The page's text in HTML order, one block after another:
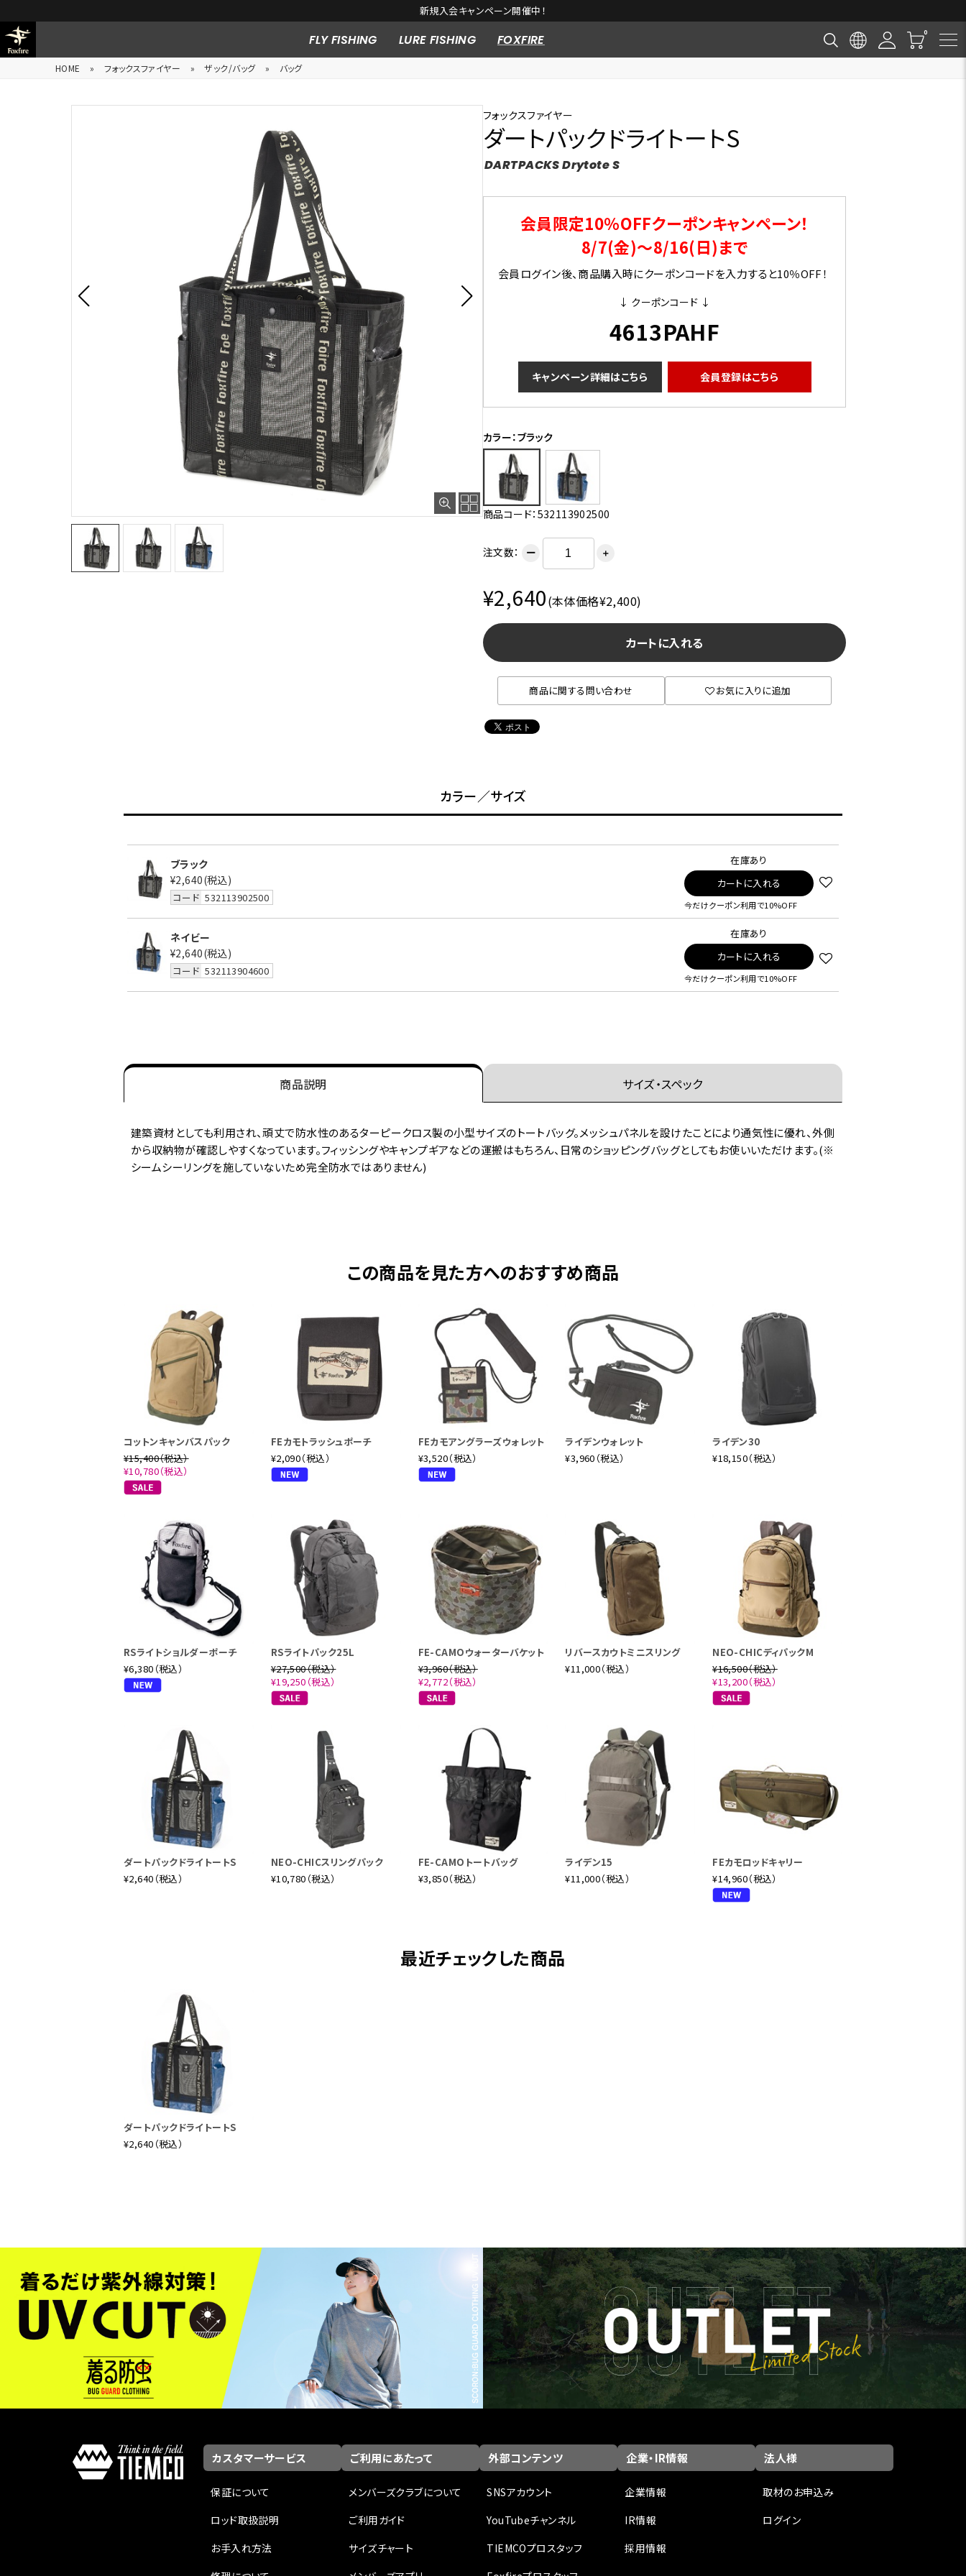
新規入会キャンペーン開催中！
FLY FISHING LURE FISHING FOXFIRE
HOME » フォックスファイヤー » ザック/バッグ » バッグ
ブラック
フォックスファイヤー
ダートパックドライトートS
DARTPACKS Drytote S
会員限定10％OFFクーポンキャンペーン！
8/7(金)～8/16(日)まで
会員ログイン後、商品購入時にクーポンコードを入力すると10％OFF！
↓ クーポンコード ↓
4613PAHF
キャンペーン詳細はこちら 会員登録はこちら
カラー：ブラック
商品コード：532113902500
注文数： ー ＋
¥2,640(本体価格¥2,400)
カートに入れる
商品に関する問い合わせ お気に入りに追加
カラー／サイズ
ブラック
¥2,640(税込)
コード 532113902500
在庫あり
カートに入れる
今だけクーポン利用で10%OFF
ネイビー
¥2,640(税込)
コード 532113904600
在庫あり
カートに入れる
今だけクーポン利用で10%OFF
商品説明 サイズ・スペック
建築資材としても利用され、頑丈で防水性のあるターピークロス製の小型サイズのトートバッグ。メッシュパネルを設けたことにより通気性に優れ、外側
から収納物が確認しやすくなっています。フィッシングやキャンプギアなどの運搬はもちろん、日常のショッピングバッグとしてもお使いいただけます。(※
シームシーリングを施していないため完全防水ではありません)
この商品を見た方へのおすすめ商品
コットンキャンバスパック
¥15,400（税込）
¥10,780（税込）
FEカモトラッシュポーチ
¥2,090（税込）
FEカモアングラーズウォレット
¥3,520（税込）
ライデンウォレット
¥3,960（税込）
ライデン30
¥18,150（税込）
RSライトショルダーポーチ
¥6,380（税込）
RSライトパック25L
¥27,500（税込）
¥19,250（税込）
FE-CAMOウォーターバケット
¥3,960（税込）
¥2,772（税込）
リバースカウトミニスリング
¥11,000（税込）
NEO-CHICディパックM
¥16,500（税込）
¥13,200（税込）
ダートパックドライトートS
¥2,640（税込）
NEO-CHICスリングパック
¥10,780（税込）
FE-CAMOトートバッグ
¥3,850（税込）
ライデン15
¥11,000（税込）
FEカモロッドキャリー
¥14,960（税込）
最近チェックした商品
ダートパックドライトートS
¥2,640（税込）
カスタマーサービス
保証について
ロッド取扱説明
お手入れ方法
ご利用にあたって
メンバーズクラブについて
ご利用ガイド
サイズチャート
外部コンテンツ
SNSアカウント
YouTubeチャンネル
TIEMCOプロスタッフ
企業・IR情報
企業情報
IR情報
採用情報
法人様
取材のお申込み
ログイン